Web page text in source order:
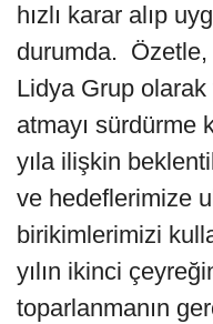
hızlı karar alıp
durumda. Özetle,
Lidya Grup
atmayı sürdürme
yıla ilişkin
ve hedeflerimize
birikimlerimizi
yılın ikinci
toparlanmanın